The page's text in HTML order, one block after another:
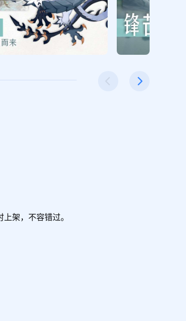
架，不容错过。